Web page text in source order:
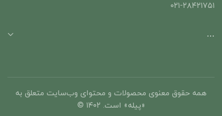
۰۲۱-۲۸۴۲۱۷۵۱
…
همه حقوق معنوی محصولات و محتوای وب‌سایت متعلق به
«پیله» است. ۱۴۰۲ ©